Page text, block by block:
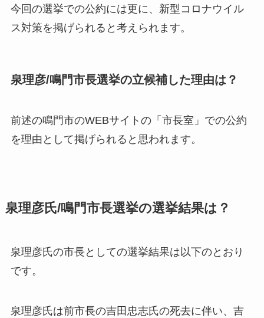
今回の選挙での公約には更に、新型コロナウイル
ス対策を掲げられると考えられます。
泉理彦/鳴門市長選挙の立候補した理由は？
前述の鳴門市のWEBサイトの「市長室」での公約
を理由として掲げられると思われます。
泉理彦氏/鳴門市長選挙の選挙結果は？
泉理彦氏の市長としての選挙結果は以下のとおり
です。
泉理彦氏は前市長の吉田忠志氏の死去に伴い、吉